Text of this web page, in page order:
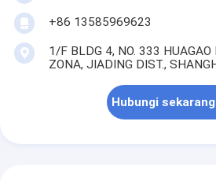
+86 13585969623
1/F BLDG 4, NO. 333 HUAGAO
ZONA, JIADING DIST.,
Hubungi sekarang